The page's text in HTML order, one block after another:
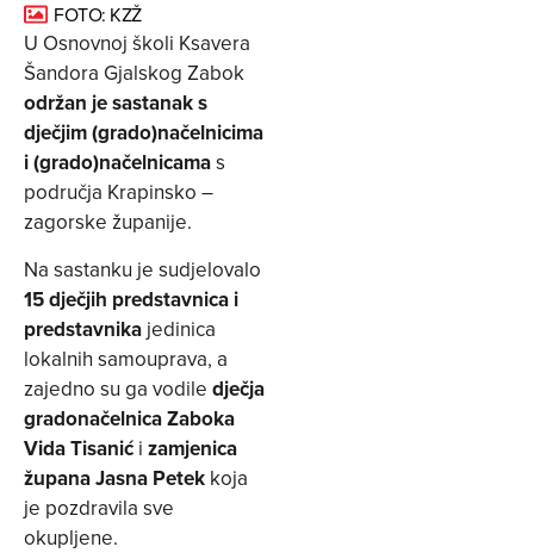
FOTO: KZŽ
U Osnovnoj školi Ksavera
Šandora Gjalskog Zabok
održan je sastanak s
dječjim (grado)načelnicima
i (grado)načelnicamas
područja Krapinsko –
zagorske županije.
Na sastanku je sudjelovalo
15 dječjih predstavnica i
predstavnika jedinica
lokalnih samouprava, a
zajedno su ga vodile dječja
gradonačelnica Zaboka
Vida Tisanić i zamjenica
župana Jasna Petek koja
je pozdravila sve
okupljene.